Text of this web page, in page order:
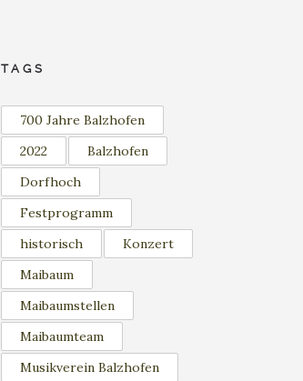
TAGS
700 Jahre Balzhofen
2022
Balzhofen
Dorfhoch
Festprogramm
historisch
Konzert
Maibaum
Maibaumstellen
Maibaumteam
Musikverein Balzhofen